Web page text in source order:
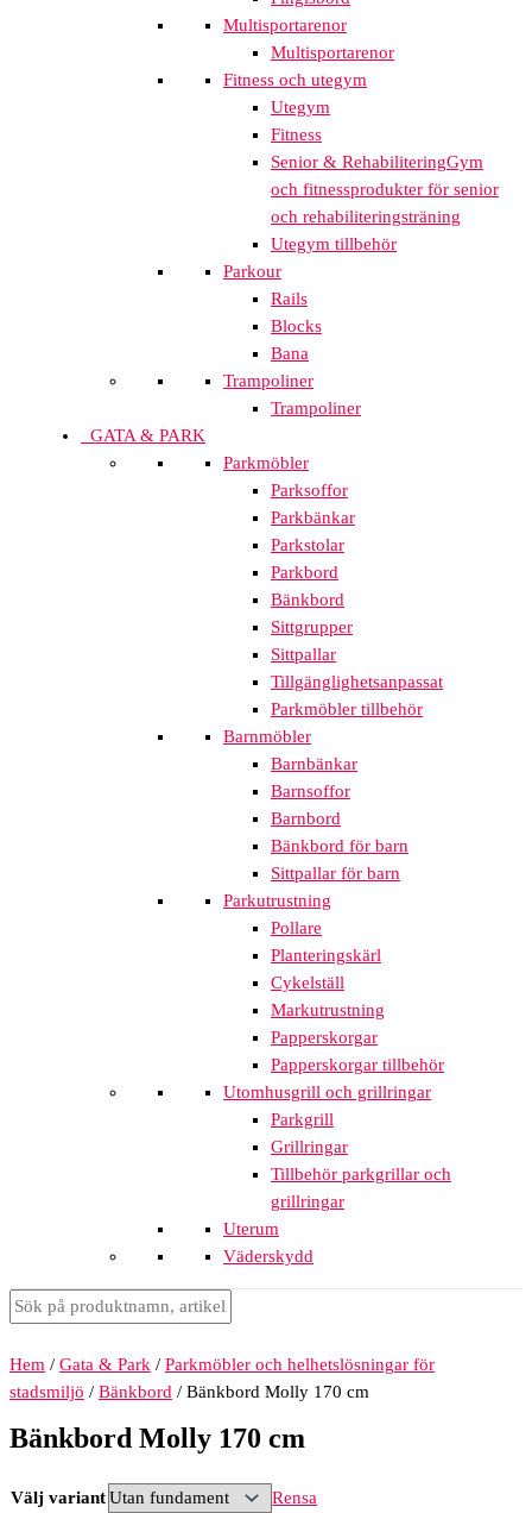
Multisportarenor
Multisportarenor
Fitness och utegym
Utegym
Fitness
Senior & RehabiliteringGym
och fitnessprodukter för senior
och rehabiliteringsträning
Utegym tillbehör
Parkour
Rails
Blocks
Bana
Trampoliner
Trampoliner
GATA & PARK
Parkmöbler
Parksoffor
Parkbänkar
Parkstolar
Parkbord
Bänkbord
Sittgrupper
Sittpallar
Tillgänglighetsanpassat
Parkmöbler tillbehör
Barnmöbler
Barnbänkar
Barnsoffor
Barnbord
Bänkbord för barn
Sittpallar för barn
Parkutrustning
Pollare
Planteringskärl
Cykelställ
Markutrustning
Papperskorgar
Papperskorgar tillbehör
Utomhusgrill och grillringar
Parkgrill
Grillringar
Tillbehör parkgrillar och
grillringar
Uterum
Väderskydd
Hem / Gata & Park / Parkmöbler och helhetslösningar för
stadsmiljö / Bänkbord / Bänkbord Molly 170 cm
Bänkbord Molly 170 cm
Välj variant
Rensa